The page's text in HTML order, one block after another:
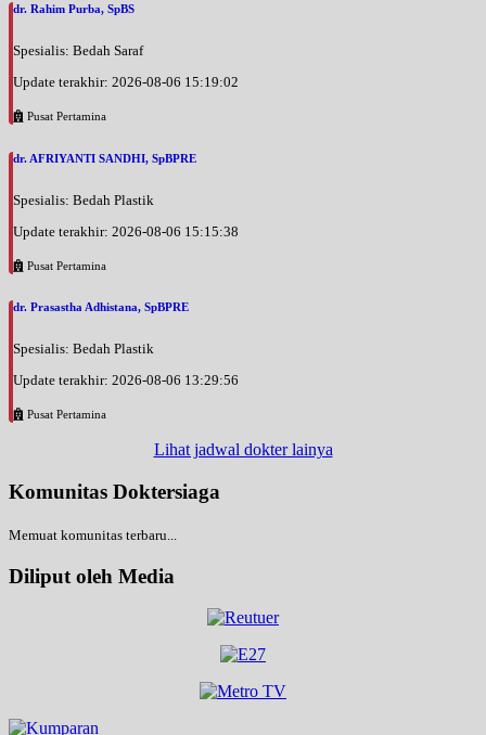
dr. Rahim Purba, SpBS
Spesialis: Bedah Saraf
Update terakhir: 2026-08-06 15:19:02
Pusat Pertamina
dr. AFRIYANTI SANDHI, SpBPRE
Spesialis: Bedah Plastik
Update terakhir: 2026-08-06 15:15:38
Pusat Pertamina
dr. Prasastha Adhistana, SpBPRE
Spesialis: Bedah Plastik
Update terakhir: 2026-08-06 13:29:56
Pusat Pertamina
Lihat jadwal dokter lainya
Komunitas Doktersiaga
Memuat komunitas terbaru...
Diliput oleh Media